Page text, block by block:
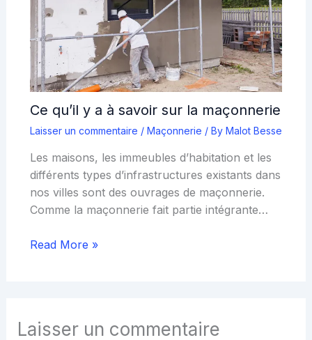
Ce qu’il y a à savoir sur la maçonnerie
Laisser un commentaire / Maçonnerie / By Malot Besse
Les maisons, les immeubles d’habitation et les
différents types d’infrastructures existants dans
nos villes sont des ouvrages de maçonnerie.
Comme la maçonnerie fait partie intégrante…
Read More »
Laisser un commentaire